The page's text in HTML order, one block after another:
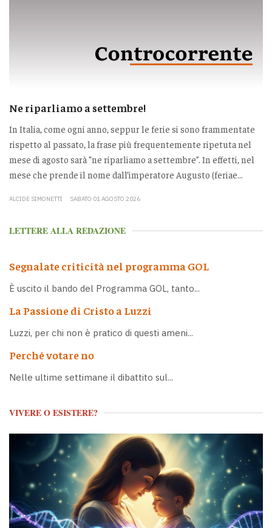
Ne riparliamo a settembre!
In Italia, come ogni anno, seppur le ferie si sono frammentate
rispetto al passato, la frase più frequentemente ripetuta nel
mese di agosto sarà “ne riparliamo a settembre”. In effetti, nel
mese che prende il nome dall’imperatore Augusto (feriae...
ALCIDE SIMONETTI SABATO 01 AGOSTO 2026
LETTERE ALLA REDAZIONE
Segnalate criticità nel programma GOL
È uscito il bando del Programma GOL, tanto...
La Passione di Cristo a Luzzi
Luzzi, per chi non è pratico di questi ameni...
Perché votare no
Nelle ultime settimane il dibattito sul...
VIVERE O ESISTERE?